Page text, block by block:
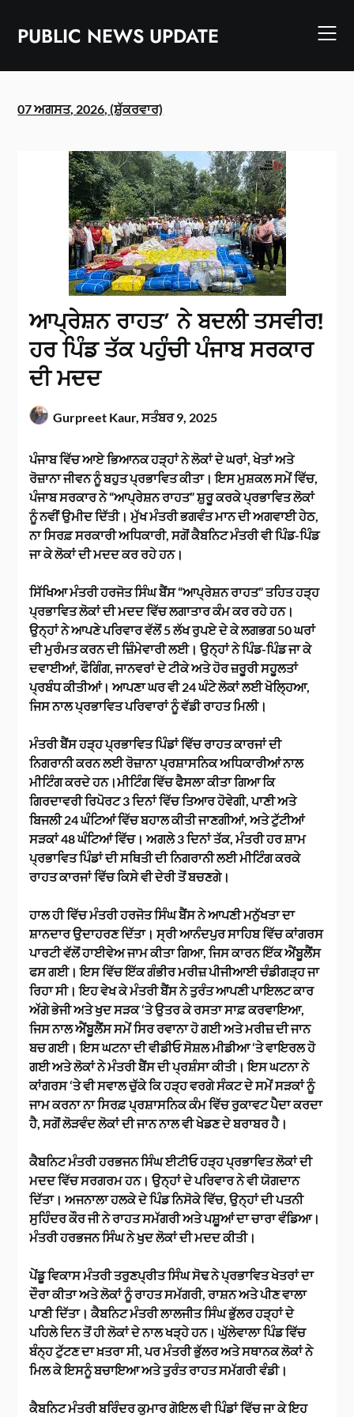
contentPUBLIC NEWS UPDATE
07 ਅਗਸਤ, 2026, (ਸ਼ੁੱਕਰਵਾਰ)
ਆਪ੍ਰੇਸ਼ਨ ਰਾਹਤ’ ਨੇ ਬਦਲੀ ਤਸਵੀਰ!
ਹਰ ਪਿੰਡ ਤੱਕ ਪਹੁੰਚੀ ਪੰਜਾਬ ਸਰਕਾਰ
ਦੀ ਮਦਦ
Gurpreet Kaur,ਸਤੰਬਰ 9, 2025
ਪੰਜਾਬ ਵਿੱਚ ਆਏ ਭਿਆਨਕ ਹੜ੍ਹਾਂ ਨੇ ਲੋਕਾਂ ਦੇ ਘਰਾਂ, ਖੇਤਾਂ ਅਤੇ
ਰੋਜ਼ਾਨਾ ਜੀਵਨ ਨੂੰ ਬਹੁਤ ਪ੍ਰਭਾਵਿਤ ਕੀਤਾ। ਇਸ ਮੁਸ਼ਕਲ ਸਮੇਂ ਵਿੱਚ,
ਪੰਜਾਬ ਸਰਕਾਰ ਨੇ “ਆਪ੍ਰੇਸ਼ਨ ਰਾਹਤ” ਸ਼ੁਰੂ ਕਰਕੇ ਪ੍ਰਭਾਵਿਤ ਲੋਕਾਂ
ਨੂੰ ਨਵੀਂ ਉਮੀਦ ਦਿੱਤੀ। ਮੁੱਖ ਮੰਤਰੀ ਭਗਵੰਤ ਮਾਨ ਦੀ ਅਗਵਾਈ ਹੇਠ,
ਨਾ ਸਿਰਫ਼ ਸਰਕਾਰੀ ਅਧਿਕਾਰੀ, ਸਗੋਂ ਕੈਬਨਿਟ ਮੰਤਰੀ ਵੀ ਪਿੰਡ-ਪਿੰਡ
ਜਾ ਕੇ ਲੋਕਾਂ ਦੀ ਮਦਦ ਕਰ ਰਹੇ ਹਨ।
ਸਿੱਖਿਆ ਮੰਤਰੀ ਹਰਜੋਤ ਸਿੰਘ ਬੈਂਸ “ਆਪ੍ਰੇਸ਼ਨ ਰਾਹਤ” ਤਹਿਤ ਹੜ੍ਹ
ਪ੍ਰਭਾਵਿਤ ਲੋਕਾਂ ਦੀ ਮਦਦ ਵਿੱਚ ਲਗਾਤਾਰ ਕੰਮ ਕਰ ਰਹੇ ਹਨ।
ਉਨ੍ਹਾਂ ਨੇ ਆਪਣੇ ਪਰਿਵਾਰ ਵੱਲੋਂ 5 ਲੱਖ ਰੁਪਏ ਦੇ ਕੇ ਲਗਭਗ 50 ਘਰਾਂ
ਦੀ ਮੁਰੰਮਤ ਕਰਨ ਦੀ ਜ਼ਿੰਮੇਵਾਰੀ ਲਈ। ਉਨ੍ਹਾਂ ਨੇ ਪਿੰਡ-ਪਿੰਡ ਜਾ ਕੇ
ਦਵਾਈਆਂ, ਫੌਗਿੰਗ, ਜਾਨਵਰਾਂ ਦੇ ਟੀਕੇ ਅਤੇ ਹੋਰ ਜ਼ਰੂਰੀ ਸਹੂਲਤਾਂ
ਪ੍ਰਬੰਧ ਕੀਤੀਆਂ। ਆਪਣਾ ਘਰ ਵੀ 24 ਘੰਟੇ ਲੋਕਾਂ ਲਈ ਖੋਲ੍ਹਿਆ,
ਜਿਸ ਨਾਲ ਪ੍ਰਭਾਵਿਤ ਪਰਿਵਾਰਾਂ ਨੂੰ ਵੱਡੀ ਰਾਹਤ ਮਿਲੀ।
ਮੰਤਰੀ ਬੈਂਸ ਹੜ੍ਹ ਪ੍ਰਭਾਵਿਤ ਪਿੰਡਾਂ ਵਿੱਚ ਰਾਹਤ ਕਾਰਜਾਂ ਦੀ
ਨਿਗਰਾਨੀ ਕਰਨ ਲਈ ਰੋਜ਼ਾਨਾ ਪ੍ਰਸ਼ਾਸਨਿਕ ਅਧਿਕਾਰੀਆਂ ਨਾਲ
ਮੀਟਿੰਗ ਕਰਦੇ ਹਨ।ਮੀਟਿੰਗ ਵਿੱਚ ਫੈਸਲਾ ਕੀਤਾ ਗਿਆ ਕਿ
ਗਿਰਦਾਵਰੀ ਰਿਪੋਰਟ 3 ਦਿਨਾਂ ਵਿੱਚ ਤਿਆਰ ਹੋਵੇਗੀ, ਪਾਣੀ ਅਤੇ
ਬਿਜਲੀ 24 ਘੰਟਿਆਂ ਵਿੱਚ ਬਹਾਲ ਕੀਤੀ ਜਾਣਗੀਆਂ, ਅਤੇ ਟੁੱਟੀਆਂ
ਸੜਕਾਂ 48 ਘੰਟਿਆਂ ਵਿੱਚ। ਅਗਲੇ 3 ਦਿਨਾਂ ਤੱਕ, ਮੰਤਰੀ ਹਰ ਸ਼ਾਮ
ਪ੍ਰਭਾਵਿਤ ਪਿੰਡਾਂ ਦੀ ਸਥਿਤੀ ਦੀ ਨਿਗਰਾਨੀ ਲਈ ਮੀਟਿੰਗ ਕਰਕੇ
ਰਾਹਤ ਕਾਰਜਾਂ ਵਿੱਚ ਕਿਸੇ ਵੀ ਦੇਰੀ ਤੋਂ ਬਚਣਗੇ।
ਹਾਲ ਹੀ ਵਿੱਚ ਮੰਤਰੀ ਹਰਜੋਤ ਸਿੰਘ ਬੈਂਸ ਨੇ ਆਪਣੀ ਮਨੁੱਖਤਾ ਦਾ
ਸ਼ਾਨਦਾਰ ਉਦਾਹਰਣ ਦਿੱਤਾ। ਸ੍ਰੀ ਆਨੰਦਪੁਰ ਸਾਹਿਬ ਵਿੱਚ ਕਾਂਗਰਸ
ਪਾਰਟੀ ਵੱਲੋਂ ਹਾਈਵੇਅ ਜਾਮ ਕੀਤਾ ਗਿਆ, ਜਿਸ ਕਾਰਨ ਇੱਕ ਐਂਬੂਲੈਂਸ
ਫਸ ਗਈ। ਇਸ ਵਿੱਚ ਇੱਕ ਗੰਭੀਰ ਮਰੀਜ਼ ਪੀਜੀਆਈ ਚੰਡੀਗੜ੍ਹ ਜਾ
ਰਿਹਾ ਸੀ। ਇਹ ਵੇਖ ਕੇ ਮੰਤਰੀ ਬੈਂਸ ਨੇ ਤੁਰੰਤ ਆਪਣੀ ਪਾਇਲਟ ਕਾਰ
ਅੱਗੇ ਭੇਜੀ ਅਤੇ ਖੁਦ ਸੜਕ ‘ਤੇ ਉਤਰ ਕੇ ਰਸਤਾ ਸਾਫ਼ ਕਰਵਾਇਆ,
ਜਿਸ ਨਾਲ ਐਂਬੂਲੈਂਸ ਸਮੇਂ ਸਿਰ ਰਵਾਨਾ ਹੋ ਗਈ ਅਤੇ ਮਰੀਜ਼ ਦੀ ਜਾਨ
ਬਚ ਗਈ। ਇਸ ਘਟਨਾ ਦੀ ਵੀਡੀਓ ਸੋਸ਼ਲ ਮੀਡੀਆ ‘ਤੇ ਵਾਇਰਲ ਹੋ
ਗਈ ਅਤੇ ਲੋਕਾਂ ਨੇ ਮੰਤਰੀ ਬੈਂਸ ਦੀ ਪ੍ਰਸ਼ੰਸਾ ਕੀਤੀ। ਇਸ ਘਟਨਾ ਨੇ
ਕਾਂਗਰਸ ‘ਤੇ ਵੀ ਸਵਾਲ ਚੁੱਕੇ ਕਿ ਹੜ੍ਹ ਵਰਗੇ ਸੰਕਟ ਦੇ ਸਮੇਂ ਸੜਕਾਂ ਨੂੰ
ਜਾਮ ਕਰਨਾ ਨਾ ਸਿਰਫ਼ ਪ੍ਰਸ਼ਾਸਨਿਕ ਕੰਮ ਵਿੱਚ ਰੁਕਾਵਟ ਪੈਦਾ ਕਰਦਾ
ਹੈ, ਸਗੋਂ ਲੋੜਵੰਦ ਲੋਕਾਂ ਦੀ ਜਾਨ ਨਾਲ ਵੀ ਖੇਡਣ ਦੇ ਬਰਾਬਰ ਹੈ।
ਕੈਬਨਿਟ ਮੰਤਰੀ ਹਰਭਜਨ ਸਿੰਘ ਈਟੀਓ ਹੜ੍ਹ ਪ੍ਰਭਾਵਿਤ ਲੋਕਾਂ ਦੀ
ਮਦਦ ਵਿੱਚ ਸਰਗਰਮ ਹਨ। ਉਨ੍ਹਾਂ ਦੇ ਪਰਿਵਾਰ ਨੇ ਵੀ ਯੋਗਦਾਨ
ਦਿੱਤਾ। ਅਜਨਾਲਾ ਹਲਕੇ ਦੇ ਪਿੰਡ ਨਿਸੋਕੇ ਵਿੱਚ, ਉਨ੍ਹਾਂ ਦੀ ਪਤਨੀ
ਸੁਹਿੰਦਰ ਕੌਰ ਜੀ ਨੇ ਰਾਹਤ ਸਮੱਗਰੀ ਅਤੇ ਪਸ਼ੂਆਂ ਦਾ ਚਾਰਾ ਵੰਡਿਆ।
ਮੰਤਰੀ ਹਰਭਜਨ ਸਿੰਘ ਨੇ ਖੁਦ ਲੋਕਾਂ ਦੀ ਮਦਦ ਕੀਤੀ।
ਪੇਂਡੂ ਵਿਕਾਸ ਮੰਤਰੀ ਤਰੁਣਪ੍ਰੀਤ ਸਿੰਘ ਸੋਢ ਨੇ ਪ੍ਰਭਾਵਿਤ ਖੇਤਰਾਂ ਦਾ
ਦੌਰਾ ਕੀਤਾ ਅਤੇ ਲੋਕਾਂ ਨੂੰ ਰਾਹਤ ਸਮੱਗਰੀ, ਰਾਸ਼ਨ ਅਤੇ ਪੀਣ ਵਾਲਾ
ਪਾਣੀ ਦਿੱਤਾ। ਕੈਬਨਿਟ ਮੰਤਰੀ ਲਾਲਜੀਤ ਸਿੰਘ ਭੁੱਲਰ ਹੜ੍ਹਾਂ ਦੇ
ਪਹਿਲੇ ਦਿਨ ਤੋਂ ਹੀ ਲੋਕਾਂ ਦੇ ਨਾਲ ਖੜ੍ਹੇ ਹਨ। ਘੁੱਲੇਵਾਲਾ ਪਿੰਡ ਵਿੱਚ
ਬੰਨ੍ਹ ਟੁੱਟਣ ਦਾ ਖ਼ਤਰਾ ਸੀ, ਪਰ ਮੰਤਰੀ ਭੁੱਲਰ ਅਤੇ ਸਥਾਨਕ ਲੋਕਾਂ ਨੇ
ਮਿਲ ਕੇ ਇਸਨੂੰ ਬਚਾਇਆ ਅਤੇ ਤੁਰੰਤ ਰਾਹਤ ਸਮੱਗਰੀ ਵੰਡੀ।
ਕੈਬਨਿਟ ਮੰਤਰੀ ਬਰਿੰਦਰ ਕੁਮਾਰ ਗੋਇਲ ਵੀ ਪਿੰਡਾਂ ਵਿੱਚ ਜਾ ਕੇ ਇਹ